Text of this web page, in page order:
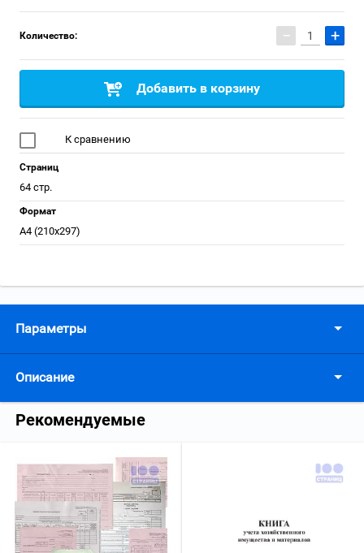
Количество: − +
Добавить в корзину
К сравнению
Страниц
64 стр.
Формат
А4 (210x297)
Параметры
Описание
Рекомендуемые